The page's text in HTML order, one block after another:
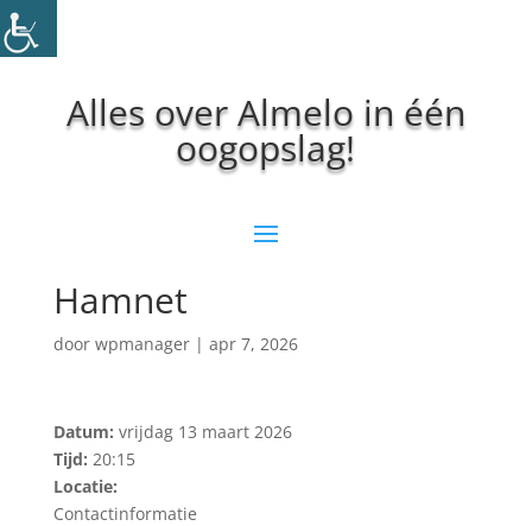
Alles over Almelo in één
oogopslag!
Hamnet
door wpmanager| apr 7, 2026
Datum: vrijdag 13 maart 2026
Tijd: 20:15
Locatie:
Contactinformatie